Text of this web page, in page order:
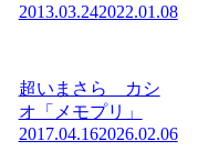
2013.03.242022.01.08
超いまさら カシ
オ「メモプリ」
2017.04.162026.02.06